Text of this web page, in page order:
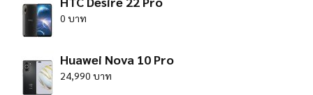
0 บาท
Huawei Nova 10 Pro
24,990 บาท